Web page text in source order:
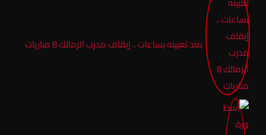
بعد تعيينه بساعات .. إيقاف مدرب الزمالك 8 مباريات